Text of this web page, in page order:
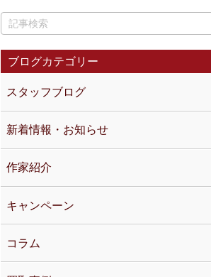
ブログカテゴリー
スタッフブログ
新着情報・お知らせ
作家紹介
キャンペーン
コラム